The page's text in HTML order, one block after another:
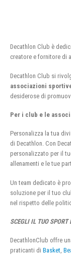
Decathlon Club è
creatore e fornitore di
Decathlon Club si
associazioni
desiderose di
Per i club e le
Personalizza la tua
di Decathlon. Con
personalizzato per il
allenamenti e le tue
Un team dedicato è
soluzione per il tuo
nel rispetto delle
SCEGLI IL TUO
DecathlonClub offre
praticanti di Basket,